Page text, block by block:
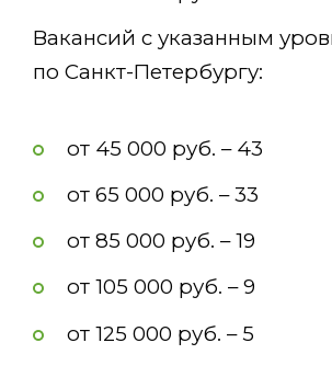
Вакансий с указанным
по Санкт-Петербургу:
от 45 000 руб. – 43
от 65 000 руб. – 33
от 85 000 руб. – 19
от 105 000 руб. – 9
от 125 000 руб. – 5